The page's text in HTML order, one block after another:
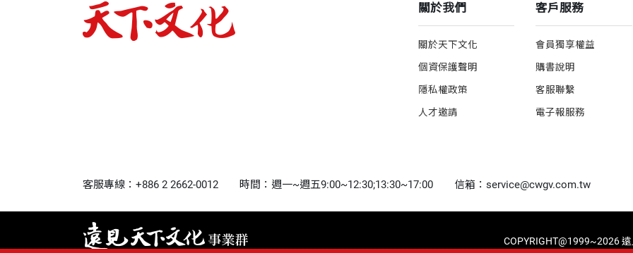
關於我們
關於天下文化
個資保護聲明
隱私權政策
人才邀請
客戶服務
會員獨享權益
購書說明
客服聯繫
電子報服務
客服專線：+886 2 2662-0012 時間：週一~週五9:00~12:30;13:30~17:00 信箱：service@cwgv.com.tw
COPYRIGHT@1999~2026